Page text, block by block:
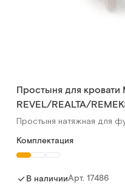
Простыня для
REVEL/REALTA/
Простыня натяжная для
Комплектация
В наличииАрт. 17486